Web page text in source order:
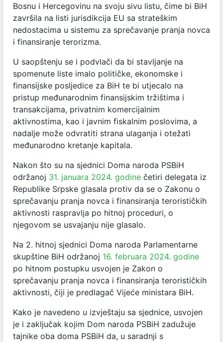
Bosnu i Hercegovinu na svoju sivu listu, čime bi BiH
završila na listi jurisdikcija EU sa strateškim
nedostacima u sistemu za sprečavanje pranja novca
i finansiranje terorizma.
U saopštenju se i podvlači da bi stavljanje na
spomenute liste imalo političke, ekonomske i
finansijske posljedice za BiH te bi utjecalo na
pristup međunarodnim finansijskim tržištima i
transakcijama, privatnim komercijalnim
aktivnostima, kao i javnim fiskalnim poslovima, a
nadalje može odvratiti strana ulaganja i otežati
međunarodno kretanje kapitala.
Nakon što su na sjednici Doma naroda PSBiH
održanoj 31. januara 2024. godine četiri delegata iz
Republike Srpske glasala protiv da se o Zakonu o
sprečavanju pranja novca i finansiranja terorističkih
aktivnosti raspravlja po hitnoj proceduri, o
njegovom se usvajanju nije glasalo.
Na 2. hitnoj sjednici Doma naroda Parlamentarne
skupštine BiH održanoj 16. februara 2024. godine
po hitnom postupku usvojen je Zakon o
sprečavanju pranja novca i finansiranja terorističkih
aktivnosti, čiji je predlagač Vijeće ministara BiH.
Kako je navedeno u izvještaju sa sjednice, usvojen
je i zaključak kojim Dom naroda PSBiH zadužuje
tajnike oba doma PSBiH da, u saradnji s